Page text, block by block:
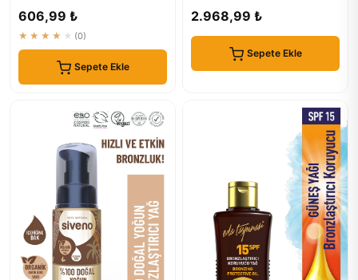
606,99 ₺
★★★★★ (0)
Sepete Ekle
2.968,99 ₺
Sepete Ekle